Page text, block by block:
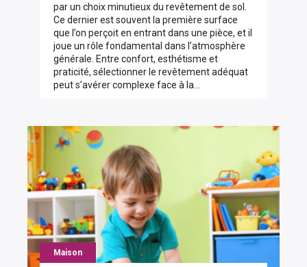
par un choix minutieux du revêtement de sol.
Ce dernier est souvent la première surface
que l’on perçoit en entrant dans une pièce, et il
joue un rôle fondamental dans l’atmosphère
générale. Entre confort, esthétisme et
praticité, sélectionner le revêtement adéquat
peut s’avérer complexe face à la…
Maison